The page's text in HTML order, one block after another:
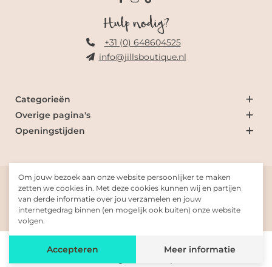
Om jouw bezoek aan onze website persoonlijker te maken
zetten we cookies in. Met deze cookies kunnen wij en partijen
van derde informatie over jou verzamelen en jouw
internetgedrag binnen (en mogelijk ook buiten) onze website
volgen.
Accepteren Meer informatie
Hulp nodig?
+31 (0) 648604525
info@jillsboutique.nl
Categorieën
Overige pagina's
Openingstijden
© 2026 Jill's Boutique
Gemaakt met doorFresh-Dev
De waardering van www.jillsboutique.nl/ bij
WebwinkelKeur